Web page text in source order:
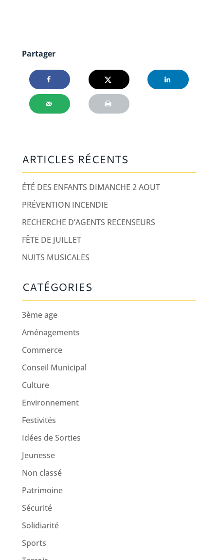
Partager
ARTICLES RÉCENTS
ÉTÉ DES ENFANTS DIMANCHE 2 AOUT
PRÉVENTION INCENDIE
RECHERCHE D’AGENTS RECENSEURS
FÊTE DE JUILLET
NUITS MUSICALES
CATÉGORIES
3ème age
Aménagements
Commerce
Conseil Municipal
Culture
Environnement
Festivités
Idées de Sorties
Jeunesse
Non classé
Patrimoine
Sécurité
Solidiarité
Sports